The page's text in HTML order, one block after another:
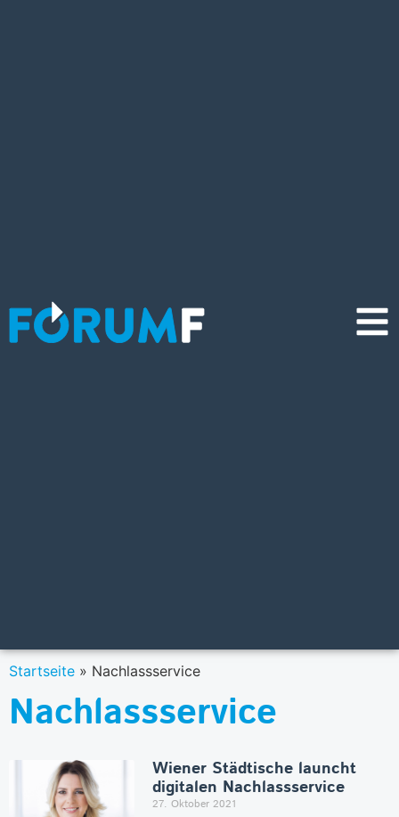
Startseite » Nachlassservice
Nachlassservice
Wiener Städtische launcht
digitalen Nachlassservice
27. Oktober 2021